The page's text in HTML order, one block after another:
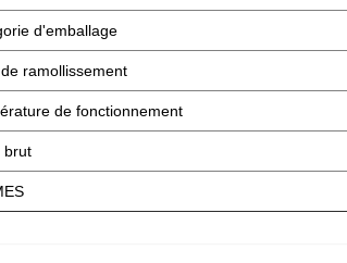
d'emballage
ramollissement
de fonctionnement
brut